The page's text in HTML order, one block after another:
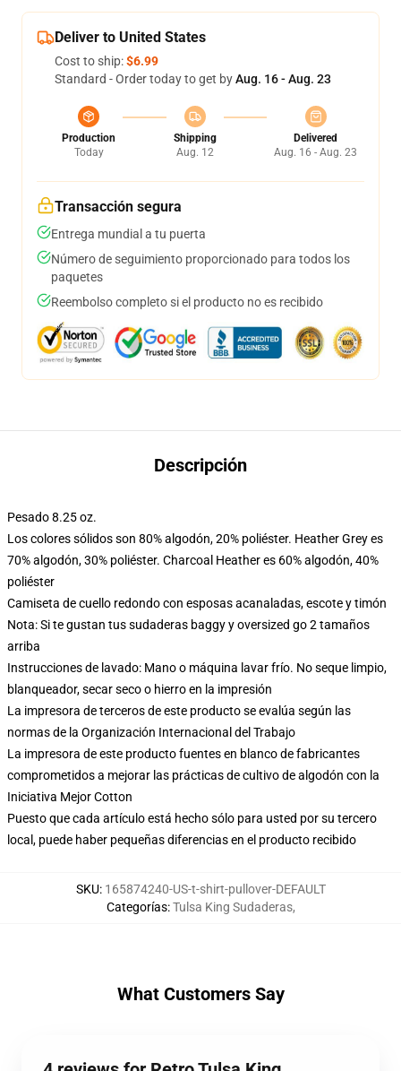
Deliver to United States
Cost to ship:$6.99
Standard - Order today to get byAug. 16 - Aug. 23
Production
Today
Shipping
Aug. 12
Delivered
Aug. 16 - Aug. 23
Transacción segura
Entrega mundial a tu puerta
Número de seguimiento proporcionado para todos los
paquetes
Reembolso completo si el producto no es recibido
Descripción
Pesado 8.25 oz.
Los colores sólidos son 80% algodón, 20% poliéster. Heather Grey es
70% algodón, 30% poliéster. Charcoal Heather es 60% algodón, 40%
poliéster
Camiseta de cuello redondo con esposas acanaladas, escote y timón
Nota: Si te gustan tus sudaderas baggy y oversized go 2 tamaños
arriba
Instrucciones de lavado: Mano o máquina lavar frío. No seque limpio,
blanqueador, secar seco o hierro en la impresión
La impresora de terceros de este producto se evalúa según las
normas de la Organización Internacional del Trabajo
La impresora de este producto fuentes en blanco de fabricantes
comprometidos a mejorar las prácticas de cultivo de algodón con la
Iniciativa Mejor Cotton
Puesto que cada artículo está hecho sólo para usted por su tercero
local, puede haber pequeñas diferencias en el producto recibido
SKU: 165874240-US-t-shirt-pullover-DEFAULT
Categorías:Tulsa King Sudaderas,
What Customers Say